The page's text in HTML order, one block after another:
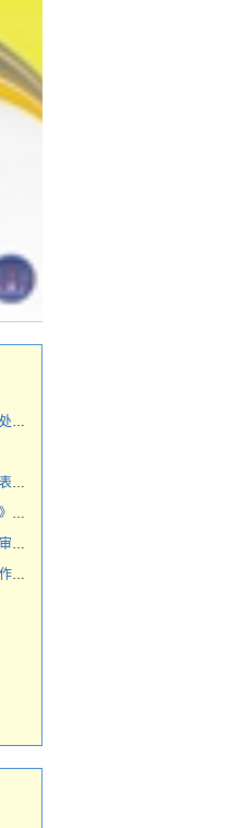
公司与雇员合资购置手提电脑如何会计处理？
略论同一控制下企业合并的合并财务报表编制
《企业资产减值损失税前扣除管理办法》解读
风险导向审计理念在高新技术企业专项审计中
新的税法环境下品牌公司的总分机构运作讨论